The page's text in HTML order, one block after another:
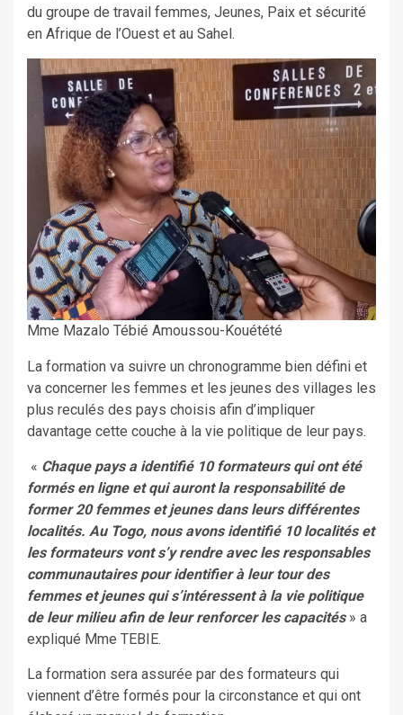
du groupe de travail femmes, Jeunes, Paix et sécurité
en Afrique de l’Ouest et au Sahel.
Mme Mazalo Tébié Amoussou-Kouétété
La formation va suivre un chronogramme bien défini et
va concerner les femmes et les jeunes des villages les
plus reculés des pays choisis afin d’impliquer
davantage cette couche à la vie politique de leur pays.
« Chaque pays a identifié 10 formateurs qui ont été
formés en ligne et qui auront la responsabilité de
former 20 femmes et jeunes dans leurs différentes
localités. Au Togo, nous avons identifié 10 localités et
les formateurs vont s’y rendre avec les responsables
communautaires pour identifier à leur tour des
femmes et jeunes qui s’intéressent à la vie politique
de leur milieu afin de leur renforcer les capacités» a
expliqué Mme TEBIE.
La formation sera assurée par des formateurs qui
viennent d’être formés pour la circonstance et qui ont